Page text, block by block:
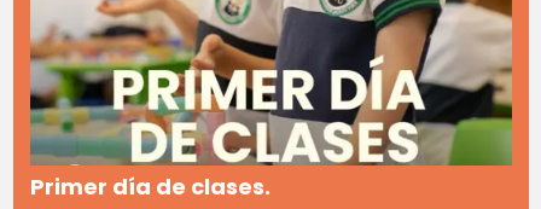
Primer día de clases.